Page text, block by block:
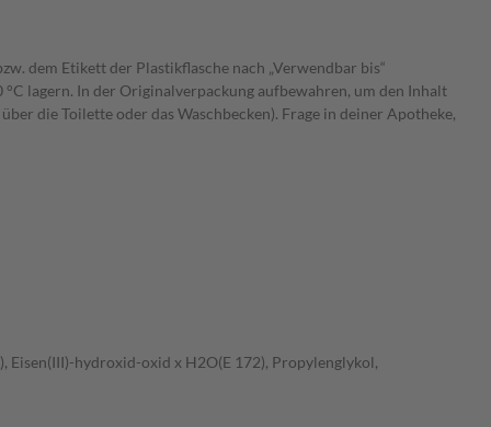
dem Etikett der Plastikflasche nach „Verwendbar bis“
lagern. In der Originalverpackung aufbewahren, um den Inhalt
die Toilette oder das Waschbecken). Frage in deiner Apotheke,
Eisen(III)-hydroxid-oxid x H2O(E 172), Propylenglykol,